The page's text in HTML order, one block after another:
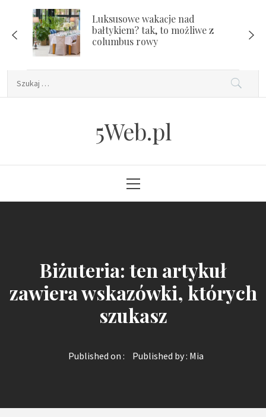
content
Luksusowe wakacje nad
bałtykiem? tak, to możliwe z
columbus rowy
5Web.pl
Menu
Biżuteria: ten artykuł
zawiera wskazówki, których
szukasz
Published on : Published by : Mia